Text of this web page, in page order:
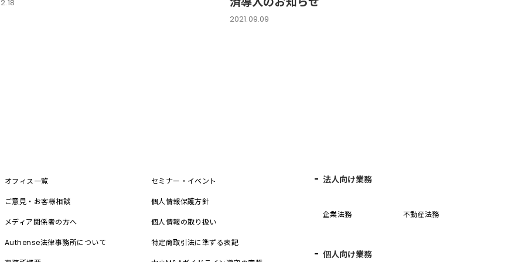
2021.09.09
オフィス一覧
ご意見・お客様相談
メディア関係者の方へ
Authense法律事務所について
セミナー・イベント
個人情報保護方針
個人情報の取り扱い
特定商取引法に準ずる表記
法人向け業務
企業法務 不動産法務
個人向け業務